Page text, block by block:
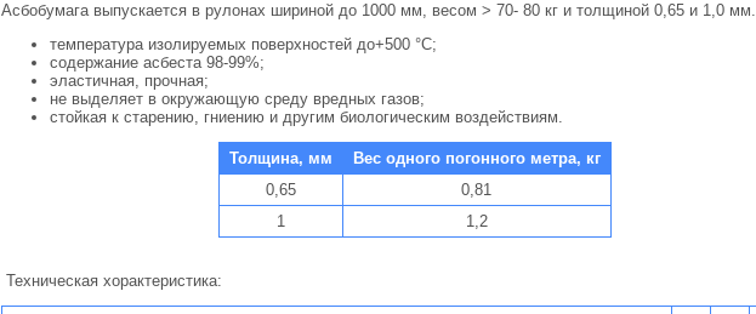
Асбобумага выпускается в рулонах шириной до 1000 мм, весом > 70- 80 кг и толщиной 0,65 и 1,0 мм.
температура изолируемых поверхностей до+500 °С;
содержание асбеста 98-99%;
эластичная, прочная;
не выделяет в окружающую среду вредных газов;
стойкая к старению, гниению и другим биологическим воздействиям.
Толщина, мм
Вес одного погонного метра, кг
0,65
0,81
1
1,2
Техническая хорактеристика: